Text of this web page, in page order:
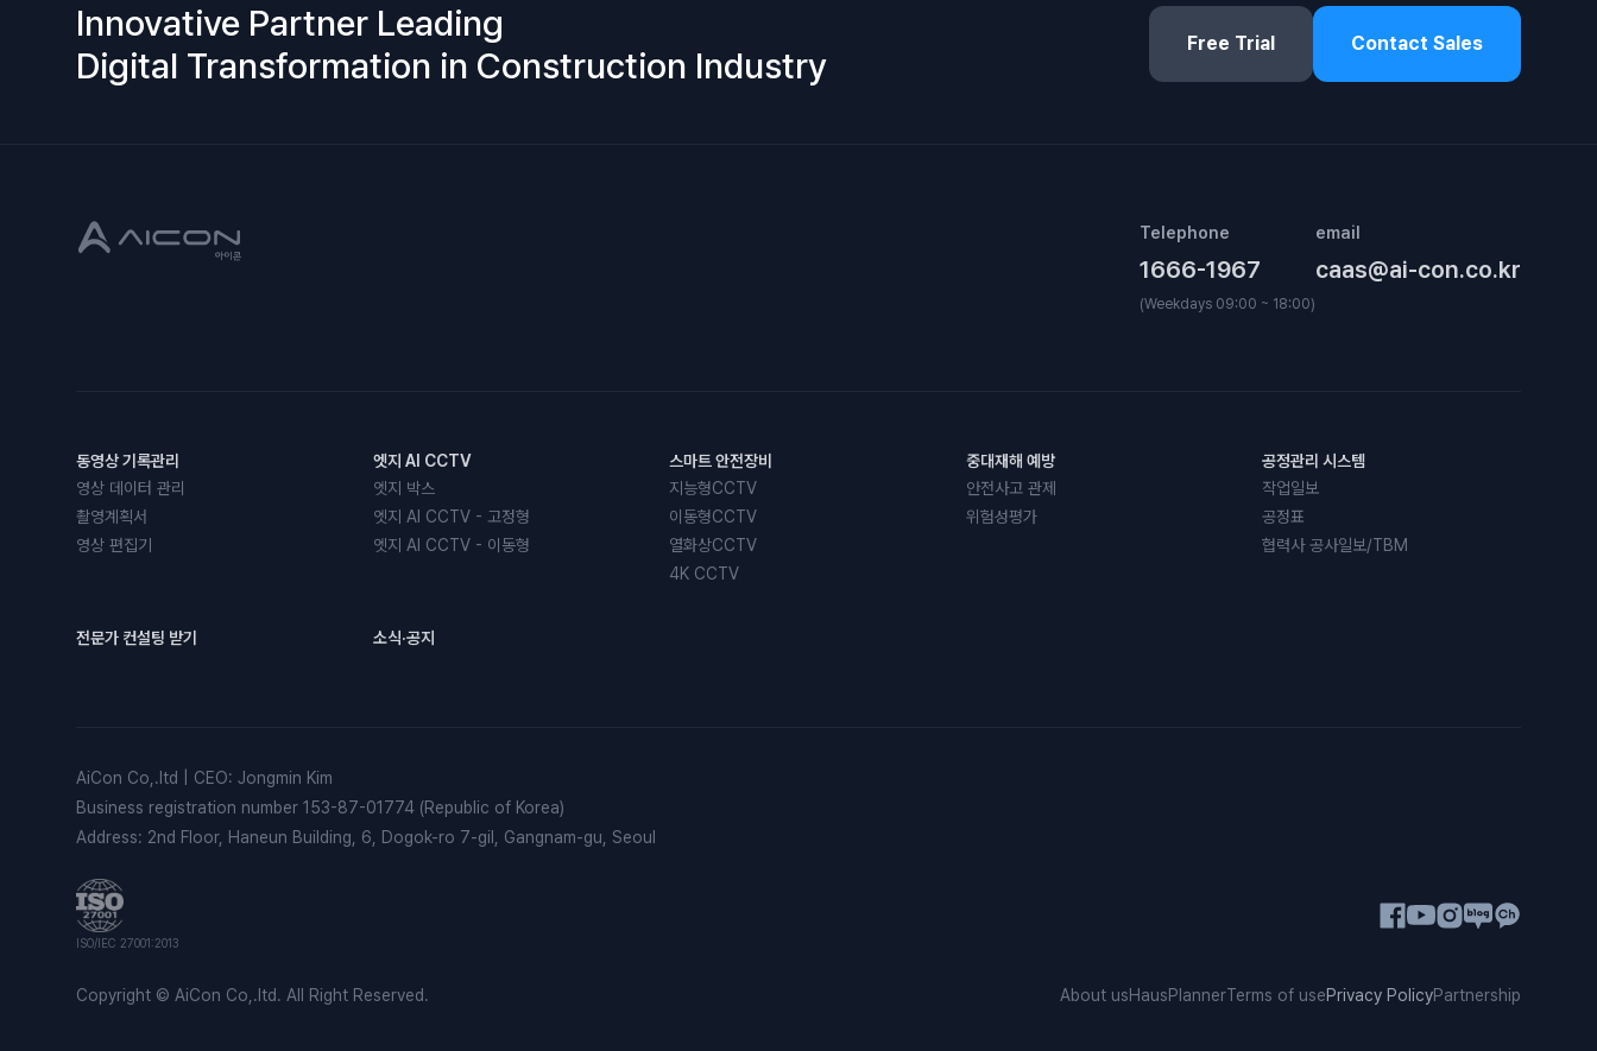
Innovative Partner Leading
Digital Transformation in Construction Industry
Free Trial Contact Sales
Telephone
1666-1967
(Weekdays 09:00 ~ 18:00)
email
caas@ai-con.co.kr
동영상 기록관리
영상 데이터 관리
촬영계획서
영상 편집기
엣지 AI CCTV
엣지 박스
엣지 AI CCTV - 고정형
엣지 AI CCTV - 이동형
스마트 안전장비
지능형CCTV
이동형CCTV
열화상CCTV
4K CCTV
중대재해 예방
안전사고 관제
위험성평가
공정관리 시스템
작업일보
공정표
협력사 공사일보/TBM
전문가 컨설팅 받기 소식·공지
AiCon Co,.ltd CEO: Jongmin Kim
Business registration number 153-87-01774 (Republic of Korea)
Address: 2nd Floor, Haneun Building, 6, Dogok-ro 7-gil, Gangnam-gu, Seoul
ISO/IEC 27001:2013
Copyright © AiCon Co,.ltd. All Right Reserved. About usHausPlannerTerms of usePrivacy PolicyPartnership